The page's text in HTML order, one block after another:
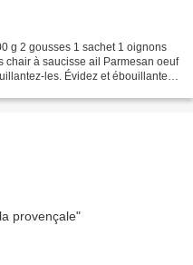
g 2 gousses 1 sachet 1 oignons
chair à saucisse ail Parmesan oeuf
les. Évidez et ébouillantez